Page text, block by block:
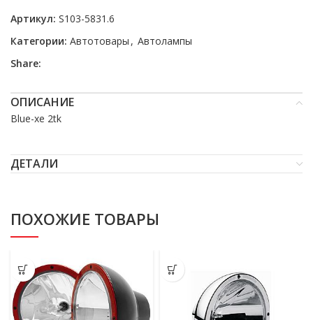
Артикул: S103-5831.6
Категории: Автотовары , Автолампы
Share:
ОПИСАНИЕ
Blue-xe 2tk
ДЕТАЛИ
ПОХОЖИЕ ТОВАРЫ